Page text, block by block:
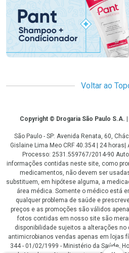
Voltar ao
CopyrightCopyright © Drogaria São Paulo S.A.
São Paulo - SP: Avenida Renata, 60,
Gislaine Lima Meo CRF 40.354 | 24
Processo: 2531.559767/2014-90
informações contidas neste site, como
medicamentos, não devem ser
substituem, em hipótese alguma, a
área médica. Somente o médico está
qualquer problema de saúde e
preços e as promoções são válidos
fotos contidas em nosso site são
disponibilidade sujeitos a alterações
antimicrobianos vendas apenas em lojas
344 - 01/02/1999 - Ministério da Saúde.